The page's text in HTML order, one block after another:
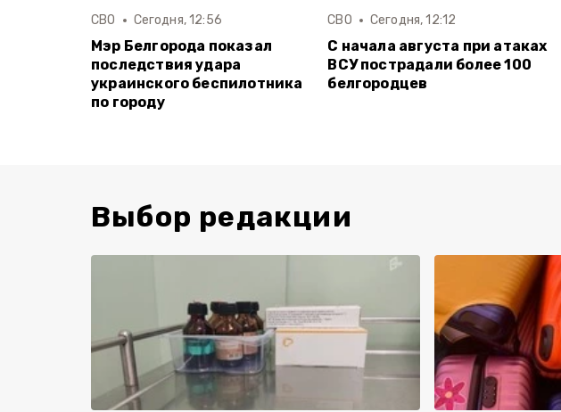
СВО Сегодня, 12:56
Мэр Белгорода показал
последствия удара
украинского беспилотника
по городу
СВО Сегодня, 12:12
С начала августа при атаках
ВСУ пострадали более 100
белгородцев
Выбор редакции